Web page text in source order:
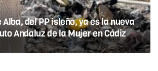
del PP isleño, ya es la nueva
Andaluz de la Mujer en Cádiz